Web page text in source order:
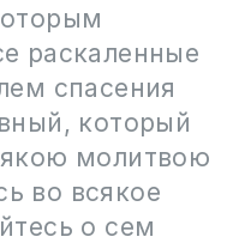
раскаленные
спасения
который
молитвою
во всякое
о сем